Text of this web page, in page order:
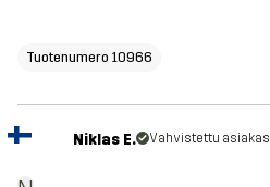
Tuotenumero 10966
Niklas E. Vahvistettu asiakas